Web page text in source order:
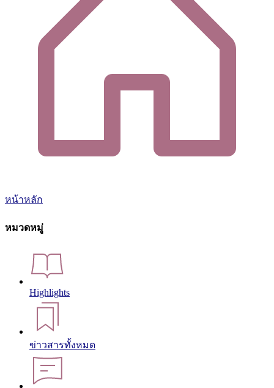
หน้าหลัก
หมวดหมู่
Highlights
ข่าวสารทั้งหมด